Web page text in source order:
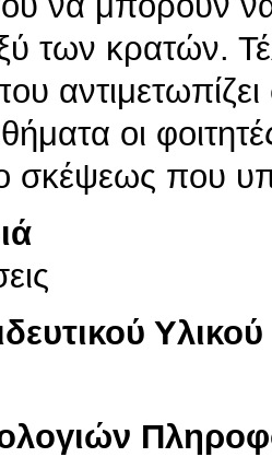
των κρατών.
οι
σκέψεως που
Υλικού